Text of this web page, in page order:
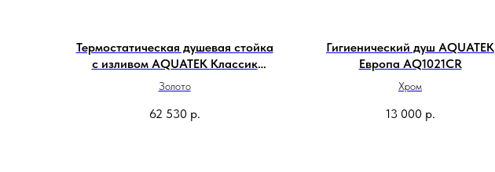
Термостатическая душевая стойка
с изливом AQUATEK Классик
AQ2543CR
Золото
62 530 р.
Гигиенический душ AQUATEK
Европа AQ1021CR
Хром
13 000 р.